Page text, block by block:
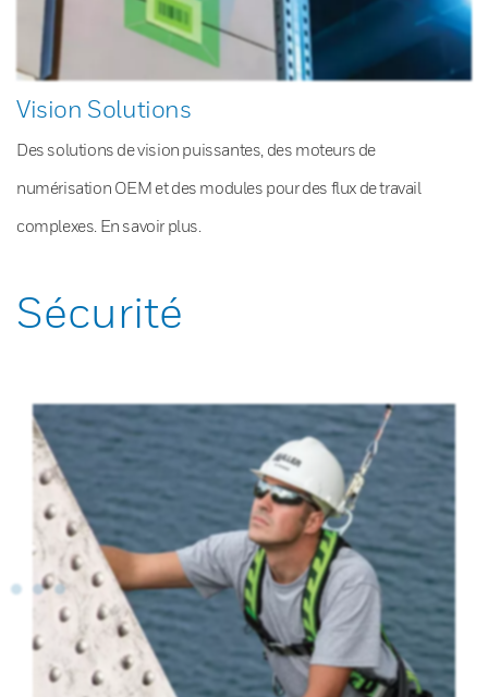
Vision Solutions
Des solutions de vision puissantes, des moteurs de
numérisation OEM et des modules pour des flux de travail
complexes. En savoir plus.
Sécurité